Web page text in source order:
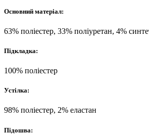
Основний матеріал:
63% поліестер, 33% поліуретан, 4%
Підкладка:
100% поліестер
Устілка:
98% поліестер, 2% еластан
Підошва: